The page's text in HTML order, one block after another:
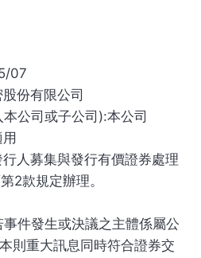
07
份有限公司
公司或子公司):本公司
人募集與發行有價證券處理
2款規定辦理。
件發生或決議之主體係屬公
則重大訊息同時符合證券交